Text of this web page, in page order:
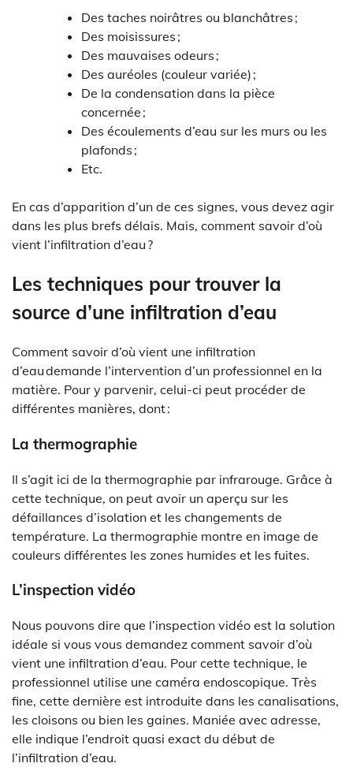
Des taches noirâtres ou blanchâtres ;
Des moisissures ;
Des mauvaises odeurs ;
Des auréoles (couleur variée) ;
De la condensation dans la pièce
concernée ;
Des écoulements d’eau sur les murs ou les
plafonds ;
Etc.
En cas d’apparition d’un de ces signes, vous devez agir
dans les plus brefs délais. Mais, comment savoir d’où
vient l’infiltration d’eau ?
Les techniques pour trouver la
source d’une infiltration d’eau
Comment savoir d’où vient une infiltration
d’eau demande l’intervention d’un professionnel en la
matière. Pour y parvenir, celui-ci peut procéder de
différentes manières, dont :
La thermographie
Il s’agit ici de la thermographie par infrarouge. Grâce à
cette technique, on peut avoir un aperçu sur les
défaillances d’isolation et les changements de
température. La thermographie montre en image de
couleurs différentes les zones humides et les fuites.
L’inspection vidéo
Nous pouvons dire que l’inspection vidéo est la solution
idéale si vous vous demandez comment savoir d’où
vient une infiltration d’eau. Pour cette technique, le
professionnel utilise une caméra endoscopique. Très
fine, cette dernière est introduite dans les canalisations,
les cloisons ou bien les gaines. Maniée avec adresse,
elle indique l’endroit quasi exact du début de
l’infiltration d’eau.